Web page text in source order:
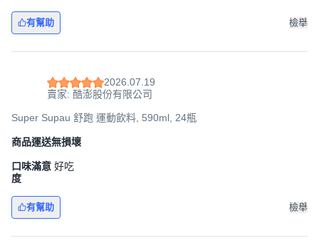
有幫助 檢舉
2026.07.19
賣家: 酷澎股份有限公司
Super Supau 舒跑 運動飲料, 590ml, 24瓶
商品運送無損壞
口味滿意
度
好吃
有幫助 檢舉